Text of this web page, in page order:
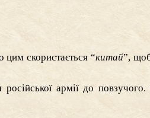
скористається “китай”, щоб
російської армії до